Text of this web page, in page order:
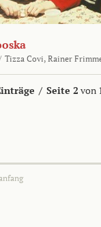
Tizza Covi, Rainer
/ Seite 2 von